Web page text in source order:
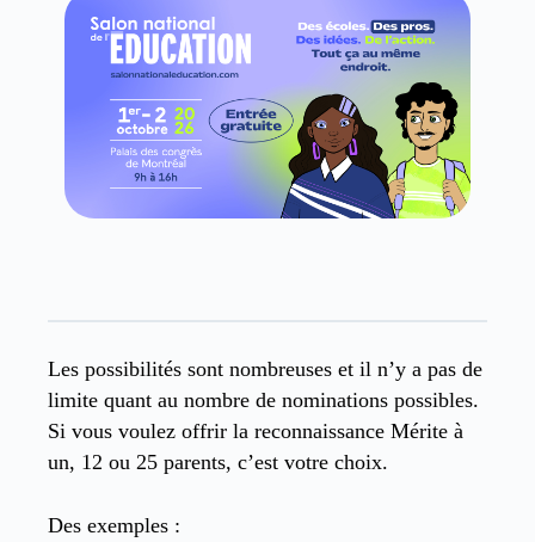
Les possibilités sont nombreuses et il n’y a pas de
limite quant au nombre de nominations possibles.
Si vous voulez offrir la reconnaissance Mérite à
un, 12 ou 25 parents, c’est votre choix.
Des exemples :